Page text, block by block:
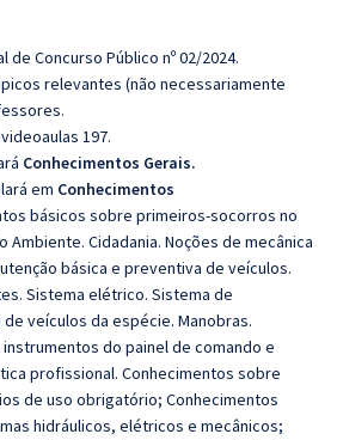
de Concurso Público nº 02/2024.
relevantes (não necessariamente
197.
Conhecimentos Gerais.
em Conhecimentos
básicos sobre primeiros-socorros no
Ambiente. Cidadania. Noções de mecânica
básica e preventiva de veículos.
Sistema elétrico. Sistema de
veículos da espécie. Manobras.
do painel de comando e
profissional. Conhecimentos sobre
de uso obrigatório; Conhecimentos
hidráulicos, elétricos e mecânicos;